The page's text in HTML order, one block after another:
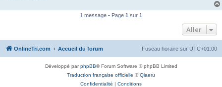
1 message • Page 1 sur 1
Aller
OnlineTri.com Accueil du forum Fuseau horaire sur UTC+01:00
Développé parphpBB® Forum Software © phpBB Limited
Traduction française officielle ©Qiaeru
Confidentialité | Conditions